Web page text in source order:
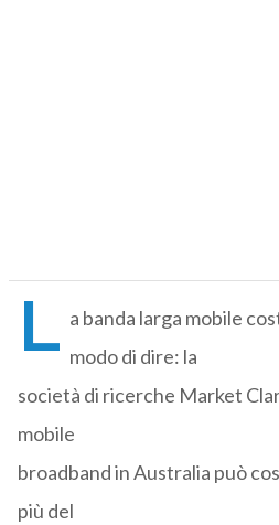
L a banda larga mobile
modo di dire: la
società di ricerche Market
mobile
broadband in Australia può
più del